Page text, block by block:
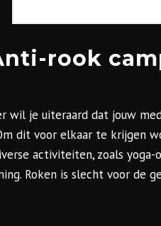
rook
wil je uiteraard dat jouw
dit voor elkaar te krijgen
activiteiten, zoals
Roken is slecht voor de